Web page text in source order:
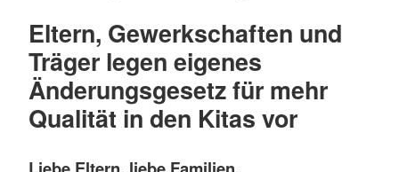
Eltern, Gewerkschaften und
Träger legen eigenes
Änderungsgesetz für mehr
Qualität in den Kitas vor